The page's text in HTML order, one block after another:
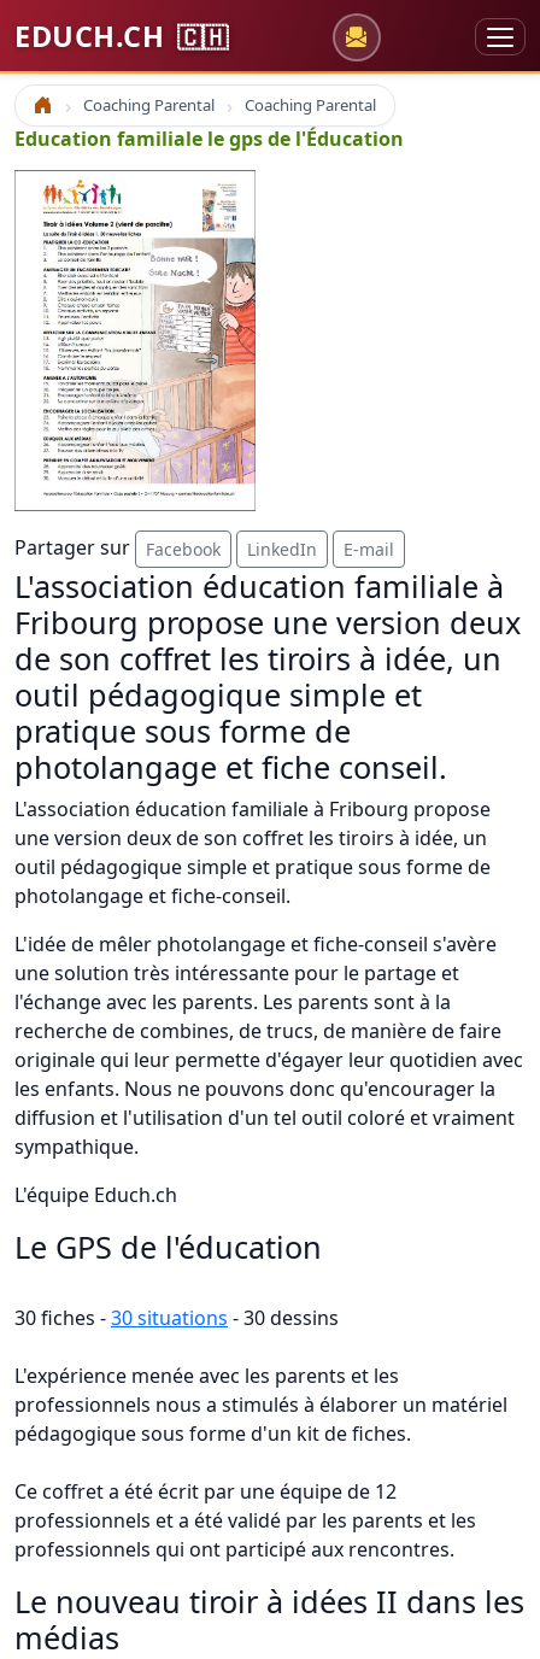
EDUCH.CH 🇨🇭
Accueil Coaching Parental Coaching Parental
Education familiale le gps de l'Éducation
Partager sur Facebook LinkedIn E-mail
L'association éducation familiale à
Fribourg propose une version deux
de son coffret les tiroirs à idée, un
outil pédagogique simple et
pratique sous forme de
photolangage et fiche conseil.
L'association éducation familiale à Fribourg propose
une version deux de son coffret les tiroirs à idée, un
outil pédagogique simple et pratique sous forme de
photolangage et fiche-conseil.
L'idée de mêler photolangage et fiche-conseil s'avère
une solution très intéressante pour le partage et
l'échange avec les parents. Les parents sont à la
recherche de combines, de trucs, de manière de faire
originale qui leur permette d'égayer leur quotidien avec
les enfants. Nous ne pouvons donc qu'encourager la
diffusion et l'utilisation d'un tel outil coloré et vraiment
sympathique.
L'équipe Educh.ch
Le GPS de l'éducation
30 fiches -30 situations - 30 dessins
L'expérience menée avec les parents et les
professionnels nous a stimulés à élaborer un matériel
pédagogique sous forme d'un kit de fiches.
Ce coffret a été écrit par une équipe de 12
professionnels et a été validé par les parents et les
professionnels qui ont participé aux rencontres.
Le nouveau tiroir à idées II dans les
médias